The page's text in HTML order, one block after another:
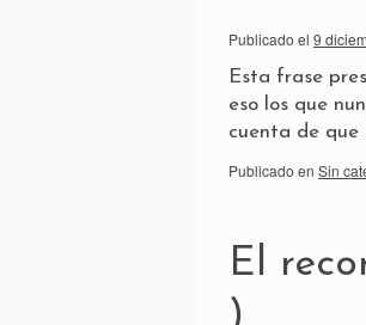
Publicado el 9
Esta frase
eso los que
cuenta de que
Publicado en Sin
El